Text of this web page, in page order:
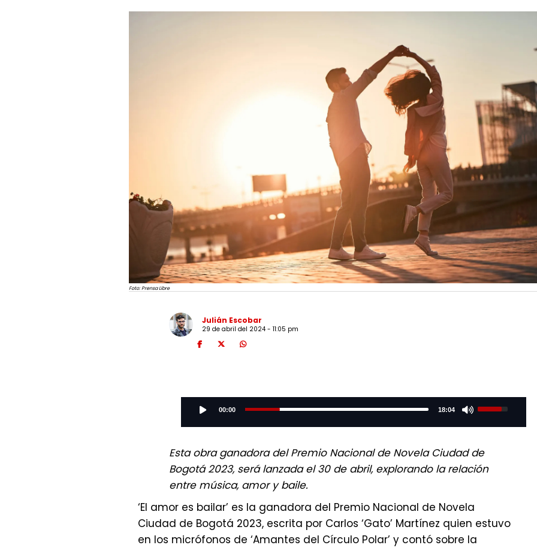
Foto: Prensa Libre
Julián Escobar
29 de abril del 2024 - 11:05 pm
Audio
Player00:00 18:04
Up/Down
Arrow
to
increase
or
Esta obra ganadora del Premio Nacional de Novela Ciudad de
Bogotá 2023, será lanzada el 30 de abril, explorando la relación
entre música, amor y baile.
‘El amor es bailar’ es la ganadora del Premio Nacional de Novela
Ciudad de Bogotá 2023, escrita por Carlos ‘Gato’ Martínez quien estuvo
en los micrófonos de ‘Amantes del Círculo Polar’ y contó sobre la